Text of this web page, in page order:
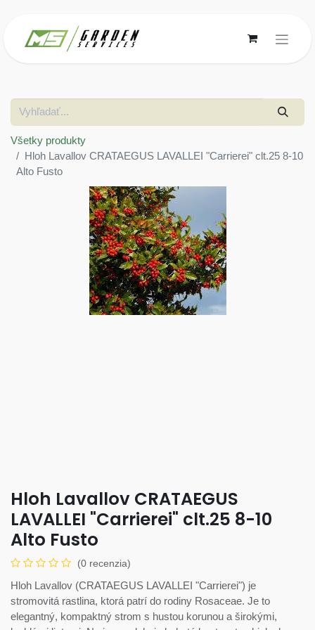
Všetky produkty
Hloh Lavallov CRATAEGUS LAVALLEI "Carrierei" clt.25 8-10
Alto Fusto
Hloh Lavallov CRATAEGUS
LAVALLEI "Carrierei" clt.25 8-10
Alto Fusto
(0 recenzia)
Hloh Lavallov (CRATAEGUS LAVALLEI "Carrierei") je
stromovitá rastlina, ktorá patrí do rodiny Rosaceae. Je to
elegantný, kompaktný strom s hustou korunou a širokými,